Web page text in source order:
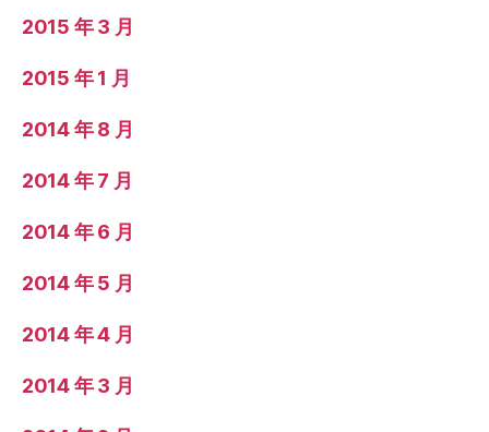
2015 年 3 月
2015 年 1 月
2014 年 8 月
2014 年 7 月
2014 年 6 月
2014 年 5 月
2014 年 4 月
2014 年 3 月